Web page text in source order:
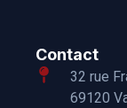
Contact
32 rue
69120